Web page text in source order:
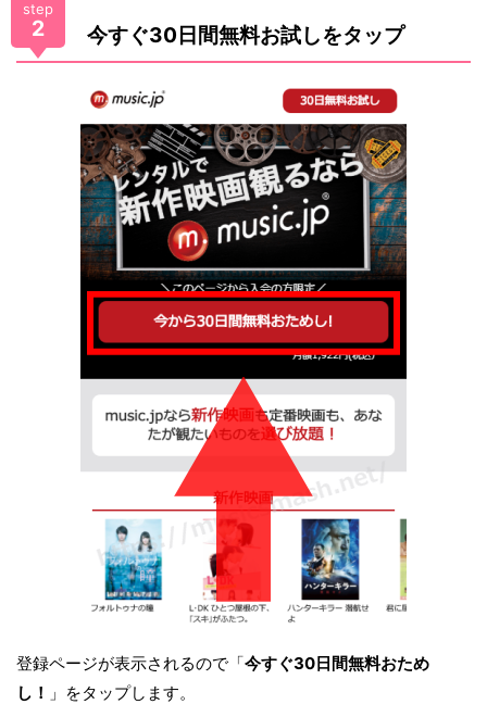
step
2 今すぐ30日間無料お試しをタップ
登録ページが表示されるので「今すぐ30日間無料おため
し！ 」をタップします。